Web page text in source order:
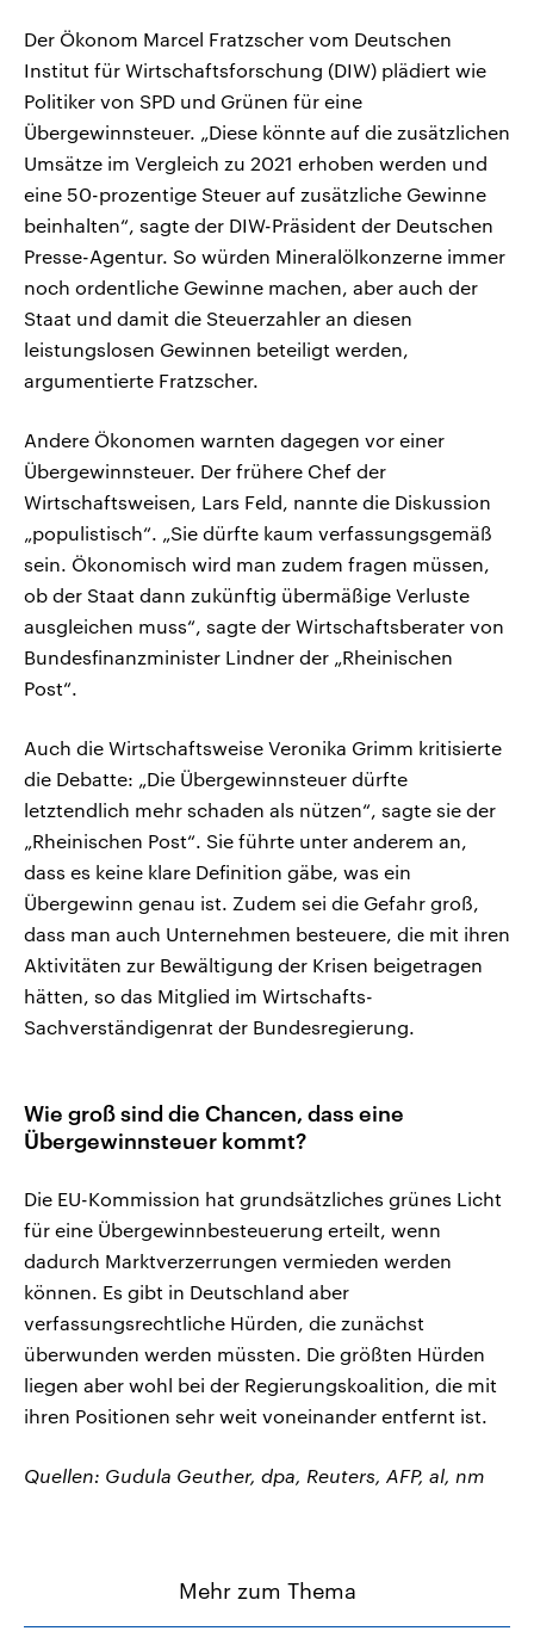
Der Ökonom Marcel Fratzscher vom Deutschen
Institut für Wirtschaftsforschung (DIW) plädiert wie
Politiker von SPD und Grünen für eine
Übergewinnsteuer. „Diese könnte auf die zusätzlichen
Umsätze im Vergleich zu 2021 erhoben werden und
eine 50-prozentige Steuer auf zusätzliche Gewinne
beinhalten“, sagte der DIW-Präsident der Deutschen
Presse-Agentur. So würden Mineralölkonzerne immer
noch ordentliche Gewinne machen, aber auch der
Staat und damit die Steuerzahler an diesen
leistungslosen Gewinnen beteiligt werden,
argumentierte Fratzscher.
Andere Ökonomen warnten dagegen vor einer
Übergewinnsteuer. Der frühere Chef der
Wirtschaftsweisen, Lars Feld, nannte die Diskussion
„populistisch“. „Sie dürfte kaum verfassungsgemäß
sein. Ökonomisch wird man zudem fragen müssen,
ob der Staat dann zukünftig übermäßige Verluste
ausgleichen muss“, sagte der Wirtschaftsberater von
Bundesfinanzminister Lindner der „Rheinischen
Post“.
Auch die Wirtschaftsweise Veronika Grimm kritisierte
die Debatte: „Die Übergewinnsteuer dürfte
letztendlich mehr schaden als nützen“, sagte sie der
„Rheinischen Post“. Sie führte unter anderem an,
dass es keine klare Definition gäbe, was ein
Übergewinn genau ist. Zudem sei die Gefahr groß,
dass man auch Unternehmen besteuere, die mit ihren
Aktivitäten zur Bewältigung der Krisen beigetragen
hätten, so das Mitglied im Wirtschafts-
Sachverständigenrat der Bundesregierung.
Wie groß sind die Chancen, dass eine
Übergewinnsteuer kommt?
Die EU-Kommission hat grundsätzliches grünes Licht
für eine Übergewinnbesteuerung erteilt, wenn
dadurch Marktverzerrungen vermieden werden
können. Es gibt in Deutschland aber
verfassungsrechtliche Hürden, die zunächst
überwunden werden müssten. Die größten Hürden
liegen aber wohl bei der Regierungskoalition, die mit
ihren Positionen sehr weit voneinander entfernt ist.
Quellen: Gudula Geuther, dpa, Reuters, AFP, al, nm
Mehr zum Thema